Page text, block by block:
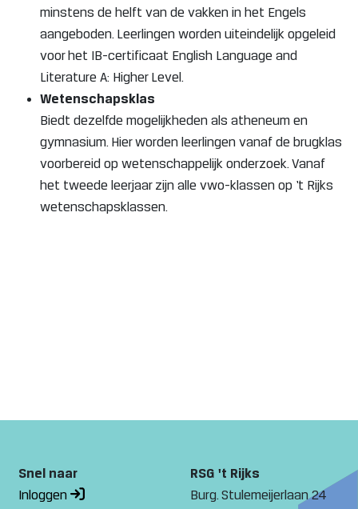
minstens de helft van de vakken in het Engels
aangeboden. Leerlingen worden uiteindelijk opgeleid
voor het IB-certificaat English Language and
Literature A: Higher Level.
Wetenschapsklas
Biedt dezelfde mogelijkheden als atheneum en
gymnasium. Hier worden leerlingen vanaf de brugklas
voorbereid op wetenschappelijk onderzoek. Vanaf
het tweede leerjaar zijn alle vwo-klassen op ‘t Rijks
wetenschapsklassen.
Snel naar
Inloggen
RSG 't Rijks
Burg. Stulemeijerlaan 24